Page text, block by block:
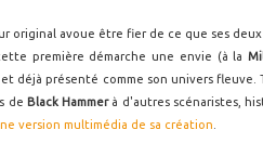
original avoue être fier de ce que ses
première démarche une envie (à la
déjà présenté comme son univers fleuve.
de Black Hammerà d'autres scénaristes,
version multimédia de sa création